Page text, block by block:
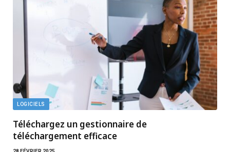
LOGICIELS
Téléchargez un gestionnaire de
téléchargement efficace